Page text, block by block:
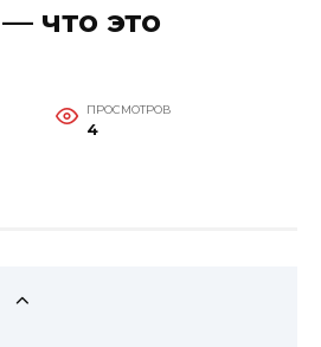
что это
ПРОСМОТРОВ
4